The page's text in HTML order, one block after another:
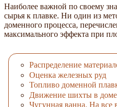
Наиболее важной по своему
сырья к плавке. Ни один из
доменного процесса,
максимального эффекта при
Распределение
Оценка железных руд
Топливо доменной
Движение шихты в
Чугунная ванна. На все